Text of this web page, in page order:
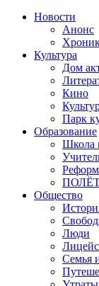
Новости
Анонс
Культура
Дом
Кино
Парк
Образование
Школа
ПОЛЁТ
Общество
Люди
Семья